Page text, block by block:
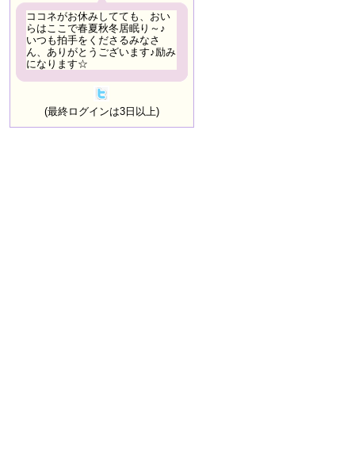
ココネがお休みしてても、おい
らはここで春夏秋冬居眠り～♪
いつも拍手をくださるみなさ
ん、ありがとうございます♪励み
になります☆
(最終ログインは3日以上)